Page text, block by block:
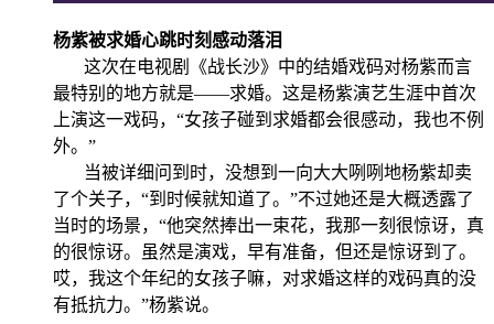
杨紫被求婚心跳时刻感动落泪
这次在电视剧《战长沙》中的结婚戏码对杨紫而言
最特别的地方就是——求婚。这是杨紫演艺生涯中首次
上演这一戏码，“女孩子碰到求婚都会很感动，我也不例
外。”
当被详细问到时，没想到一向大大咧咧地杨紫却卖
了个关子，“到时候就知道了。”不过她还是大概透露了
当时的场景，“他突然捧出一束花，我那一刻很惊讶，真
的很惊讶。虽然是演戏，早有准备，但还是惊讶到了。
哎，我这个年纪的女孩子嘛，对求婚这样的戏码真的没
有抵抗力。”杨紫说。